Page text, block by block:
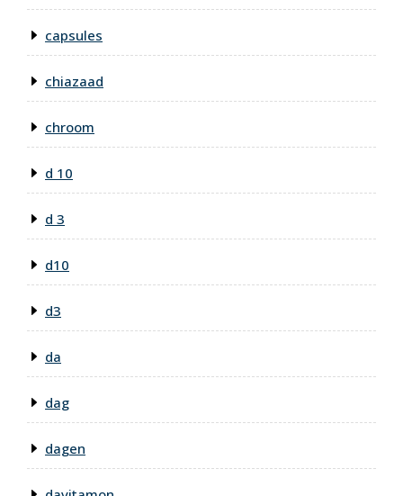
capsules
chiazaad
chroom
d 10
d 3
d10
d3
da
dag
dagen